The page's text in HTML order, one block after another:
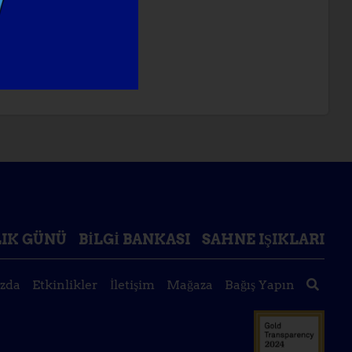
GÜNÜ BILGI BANKASI SAHNE IŞIKLARI
Etkinlikler İletişim Mağaza Bağış Yapın